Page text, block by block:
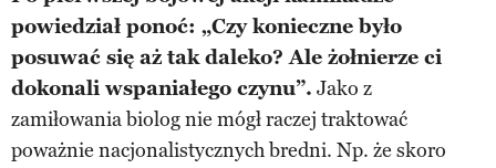
powiedział ponoć: „Czy konieczne było
posuwać się aż tak daleko? Ale żołnierze ci
dokonali wspaniałego czynu”. Jako z
zamiłowania biolog nie mógł raczej traktować
poważnie nacjonalistycznych bredni. Np. że skoro